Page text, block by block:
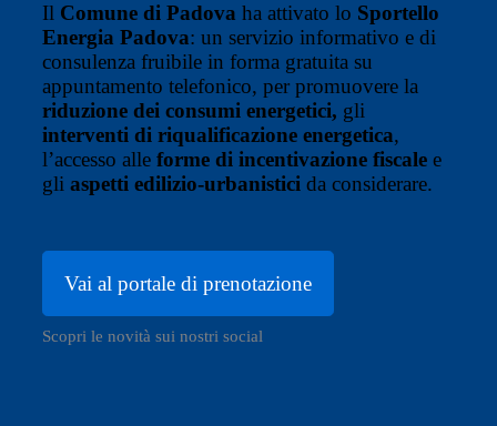
Il Comune di Padova ha attivato lo Sportello
Energia Padova: un servizio informativo e di
consulenza fruibile in forma gratuita su
appuntamento telefonico, per promuovere la
riduzione dei consumi energetici, gli
interventi di riqualificazione energetica,
l’accesso alle forme di incentivazione fiscale e
gli aspetti edilizio-urbanistici da considerare.
Vai al portale di prenotazione
Scopri le novità sui nostri social